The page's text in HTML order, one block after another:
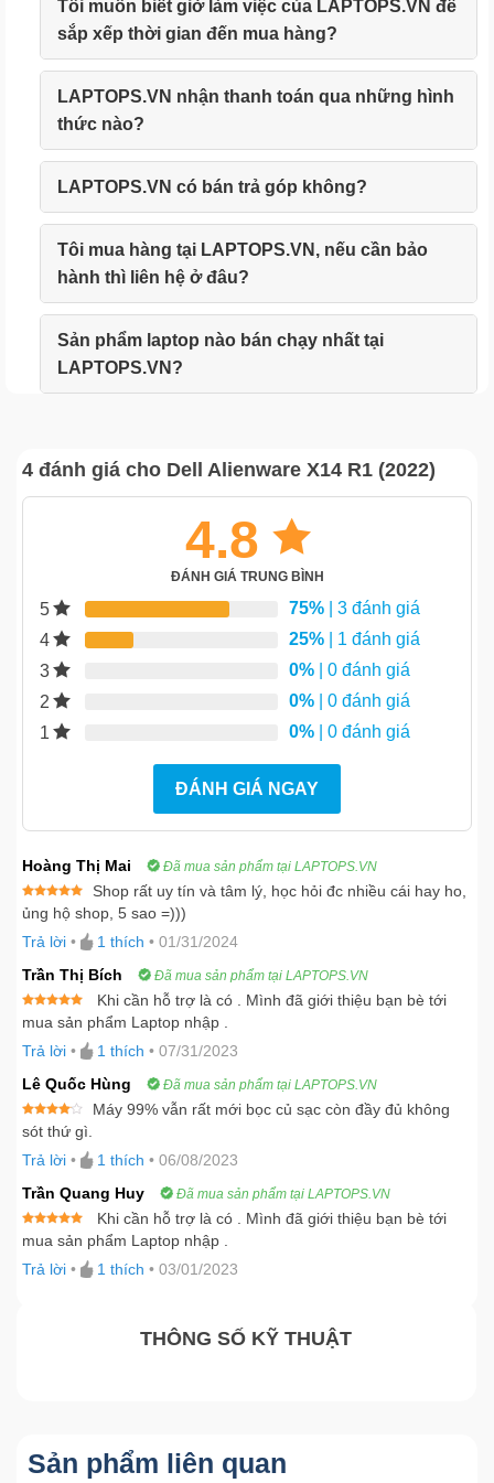
Tôi muốn biết giờ làm việc của LAPTOPS.VN để
sắp xếp thời gian đến mua hàng?
LAPTOPS.VN nhận thanh toán qua những hình
thức nào?
LAPTOPS.VN có bán trả góp không?
Tôi mua hàng tại LAPTOPS.VN, nếu cần bảo
hành thì liên hệ ở đâu?
Sản phẩm laptop nào bán chạy nhất tại
LAPTOPS.VN?
4 đánh giá cho Dell Alienware X14 R1 (2022)
4.8
ĐÁNH GIÁ TRUNG BÌNH
5 75% | 3 đánh giá
4
25% | 1 đánh giá
3
0% | 0 đánh giá
2
0% | 0 đánh giá
1
0% | 0 đánh giá
ĐÁNH GIÁ NGAY
Hoàng Thị Mai Đã mua sản phẩm tại LAPTOPS.VN
Được xếp
hạng 55
Shop rất uy tín và tâm lý, học hỏi đc nhiều cái hay ho,
ủng hộ shop, 5 sao =)))
Trả lời • 1 thích • 01/31/2024
Trần Thị Bích
Đã mua sản phẩm tại LAPTOPS.VN
Được xếp
hạng 55
Khi cần hỗ trợ là có . Mình đã giới thiệu bạn bè tới
mua sản phẩm Laptop nhập .
Trả lời • 1 thích • 07/31/2023
Lê Quốc Hùng
Đã mua sản phẩm tại LAPTOPS.VN
Được
xếp
5 sao
Máy 99% vẫn rất mới bọc củ sạc còn đầy đủ không
sót thứ gì.
Trả lời • 1 thích • 06/08/2023
Trần Quang Huy
Đã mua sản phẩm tại LAPTOPS.VN
Được xếp
hạng 55
Khi cần hỗ trợ là có . Mình đã giới thiệu bạn bè tới
mua sản phẩm Laptop nhập .
Trả lời • 1 thích • 03/01/2023
THÔNG SỐ KỸ THUẬT
Sản phẩm liên quan